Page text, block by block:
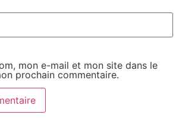
mon e-mail et mon site dans le
prochain commentaire.